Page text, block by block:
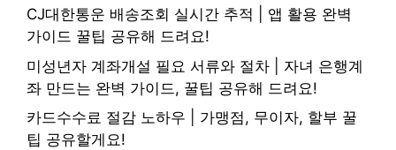
CJ대한통운 배송조회 실시간 추적 | 앱 활용 완벽
가이드 꿀팁 공유해 드려요!
미성년자 계좌개설 필요 서류와 절차 | 자녀 은행계
좌 만드는 완벽 가이드, 꿀팁 공유해 드려요!
카드수수료 절감 노하우 | 가맹점, 무이자, 할부 꿀
팁 공유할게요!